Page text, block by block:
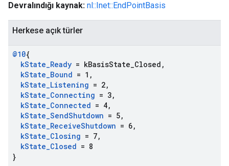
Devralındığı kaynak: nl::Inet::EndPointBasis
Herkese açık türler
@10{
kState_Ready = kBasisState Closed ,
kState_Bound = 1 ,
kState_Listening = 2,
kState_Connecting = 3,
kState_Connected = 4,
kState_SendShutdown = 5,
kState_ReceiveShutdown = 6,
kState_Closing = 7,
kState_Closed = 8
}